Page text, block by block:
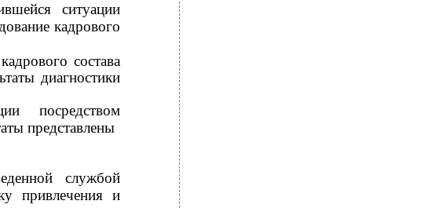
ситуации
кадрового
состава
диагностики
посредством
представлены
службой
привлечения и